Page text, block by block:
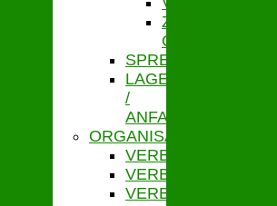
ZENTRALES
SPRECHZEITEN
LAGE
/
ANFAHRT
ORGANISATION
VERBANDSVORSITZ